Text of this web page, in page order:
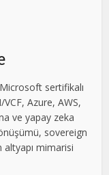
sertifikalı
Azure, AWS,
ve yapay zeka
sovereign
mimarisi